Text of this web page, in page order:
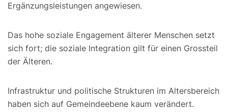
Ergänzungsleistungen angewiesen.
Das hohe soziale Engagement älterer Menschen setzt
sich fort; die soziale Integration gilt für einen Grossteil
der Älteren.
Infrastruktur und politische Strukturen im Altersbereich
haben sich auf Gemeindeebene kaum verändert.